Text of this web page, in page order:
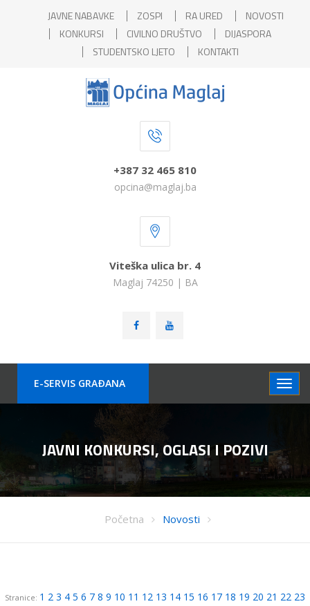
JAVNE NABAVKE ZOSPI RA URED
NOVOSTI
KONKURSI
CIVILNO DRUŠTVO
DIJASPORA
STUDENTSKO LJETO
KONTAKTI
+387 32 465 810
opcina@maglaj.ba
Viteška ulica br. 4
Maglaj 74250 | BA
E-SERVIS GRAÐANA
JAVNI KONKURSI, OGLASI I POZIVI
Početna Novosti
Stranice: 1 2 3 4 5 6 7 8 9 10 11 12 13 14 15 16 17 18 19 20 21 22 23